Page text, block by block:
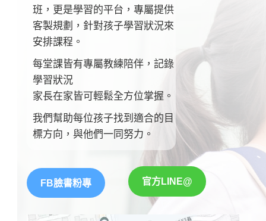
班，更是學習的平台 ， 專屬提供
客製規劃，針對孩子學習狀況來
安排課程。
每堂課皆有專屬教練陪伴，記錄
學習狀況
家長在家皆可輕鬆全方位掌握。
我們幫助每位孩子找到適合的目
標方向，與他們一同努力。
FB臉書粉專 官方LINE@